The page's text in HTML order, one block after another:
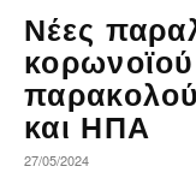
Νέες
και ΗΠΑ
27/05/2024